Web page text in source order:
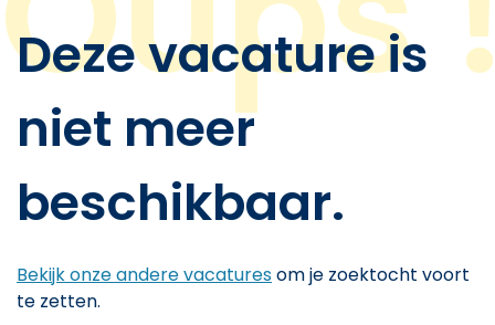
Deze vacature is
niet meer
beschikbaar.
Bekijk onze andere vacaturesom je zoektocht voort
te zetten.